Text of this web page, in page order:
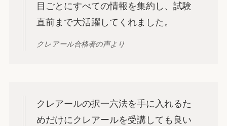
目ごとにすべての情報を集約し、試験
直前まで大活躍してくれました。
クレアール合格者の声より
クレアールの択一六法を手に入れるた
めだけにクレアールを受講しても良い